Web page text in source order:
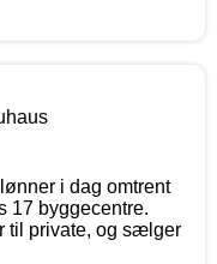
i dag omtrent
17 byggecentre.
til private, og sælger